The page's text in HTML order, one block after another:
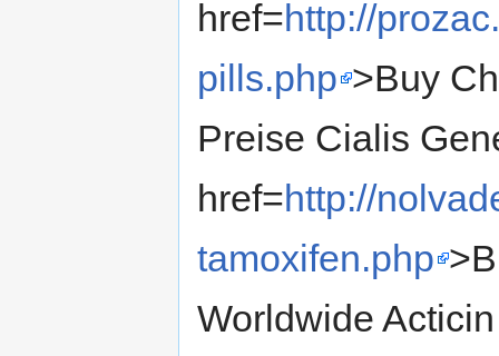
href=http://
pills.php >Buy
Preise Cialis
href=http://
tamoxifen.php
Worldwide